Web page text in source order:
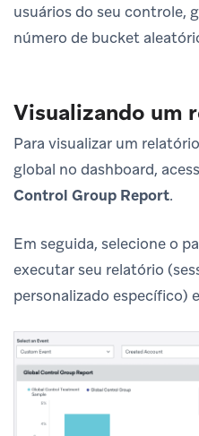
usuários do seu controle,
número de bucket
Visualizando um
Para visualizar um
global no dashboard,
Control Group Report.
Em seguida, selecione o
executar seu relatório
personalizado específico)